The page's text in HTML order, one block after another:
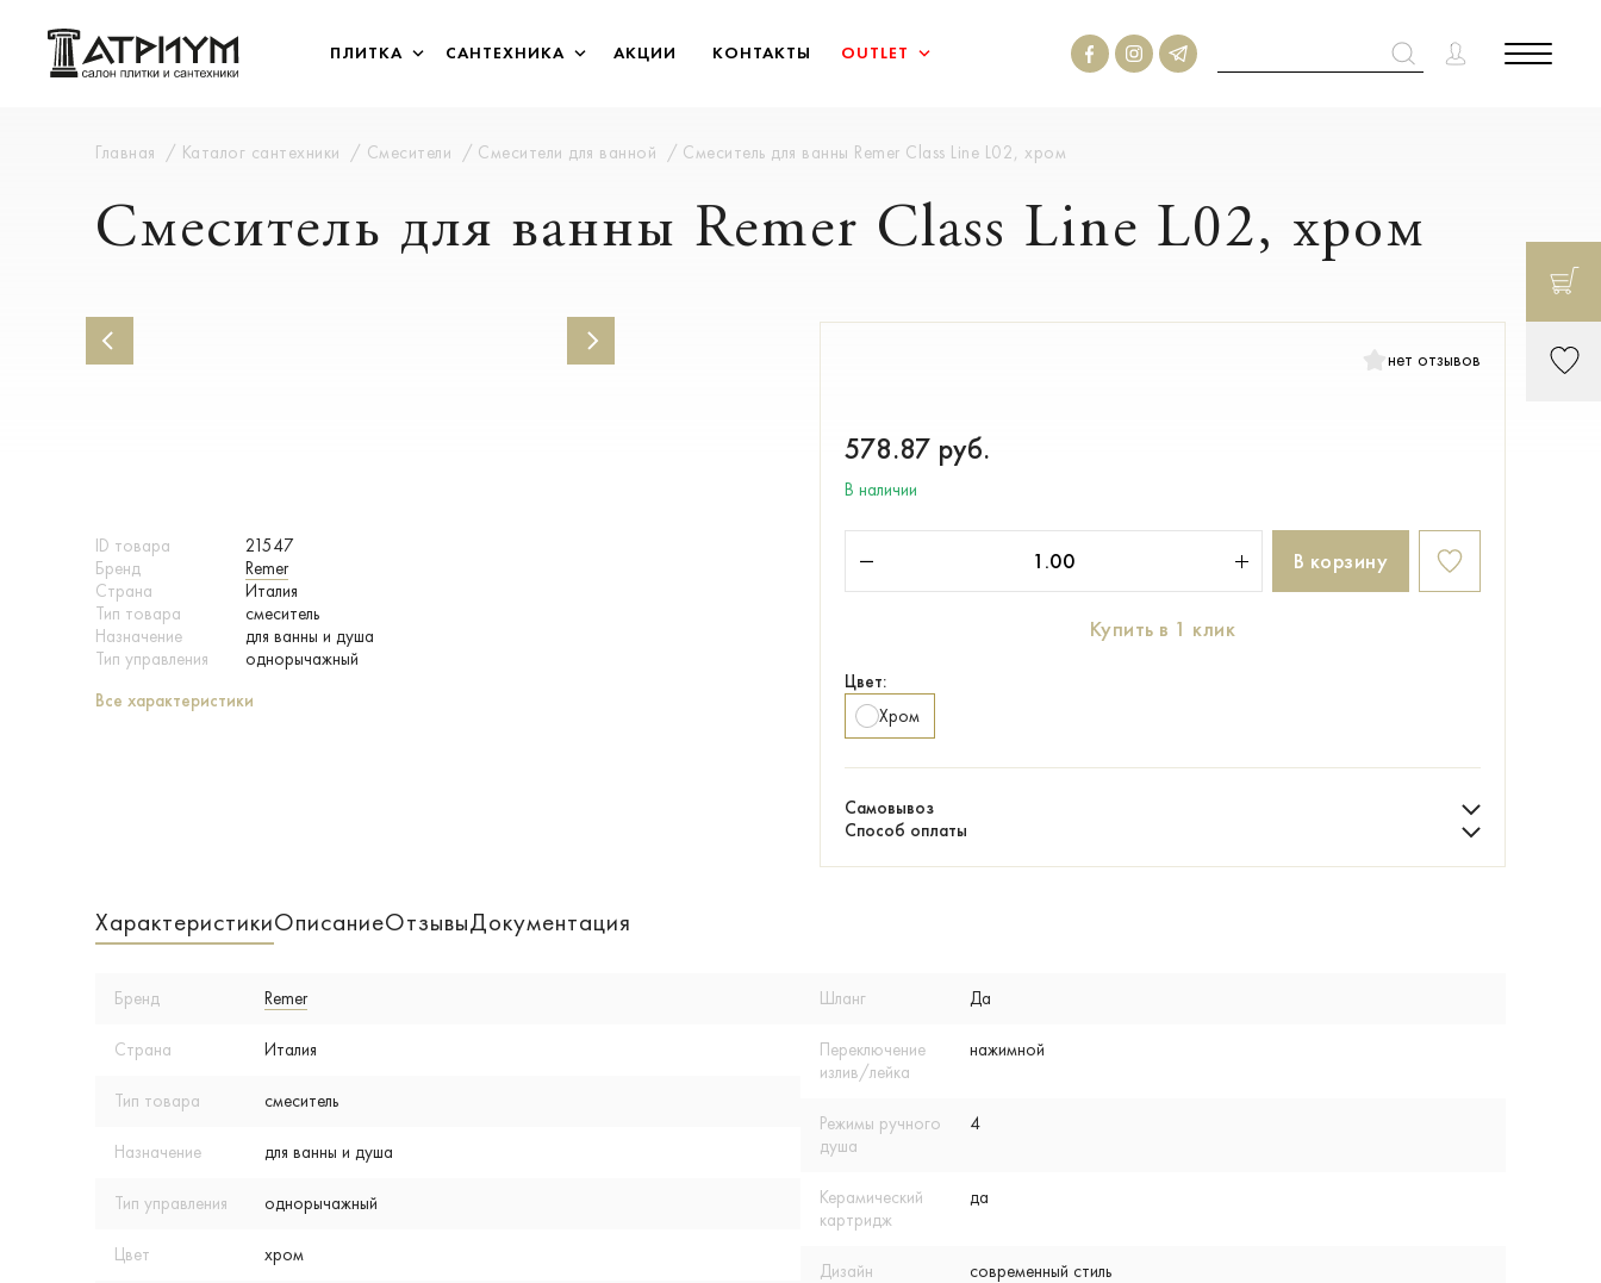
ПЛИТКА САНТЕХНИКА АКЦИИ КОНТАКТЫ OUTLET
Главная Каталог сантехники Смесители Смесители для ванной Смеситель для ванны Remer Class Line L02, хром
Смеситель для ванны Remer Class Line L02, хром
ID товара
21547
Бренд
Remer
Страна
Италия
Тип товара
смеситель
Назначение
для ванны и душа
Тип управления
однорычажный
Все характеристики
нет отзывов
578.87 руб.
В наличии
В корзину
Купить в 1 клик
Цвет:
Хром
Самовывоз
Способ оплаты
ХарактеристикиОписаниеОтзывыДокументация
Бренд Remer
Страна Италия
Тип товара смеситель
Назначение для ванны и душа
Тип управления однорычажный
Цвет хром
Шланг Да
Переключение
излив/лейка
нажимной
Режимы ручного
душа
4
Керамический
картридж
да
Дизайн современный стиль